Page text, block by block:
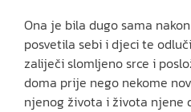
Ona je bila dugo sama
posvetila sebi i djeci te
zaliječi slomljeno srce i
doma prije nego nekome
njenog života i života njene